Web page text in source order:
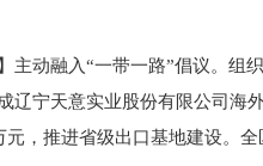
动融入“一带一路”倡议。组织
辽宁天意实业股份有限公司海
元，推进省级出口基地建设。